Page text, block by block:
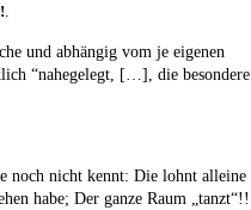
.
und abhängig vom je eigenen
“nahegelegt, […], die besondere
noch nicht kennt: Die lohnt alleine
habe; Der ganze Raum „tanzt“!!